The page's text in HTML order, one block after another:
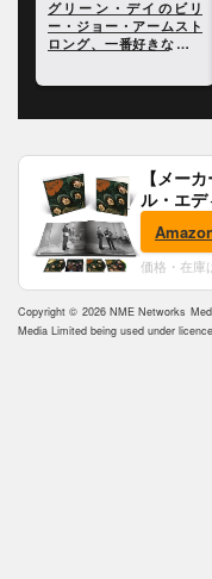
グリーン・デイのビリ
ー・ジョー・アームスト
ロング、一番好きな自身
【メー
ル・エ
(完全生
価格・在庫
Copyright © 2026 NME Networks
Media Limited being used under